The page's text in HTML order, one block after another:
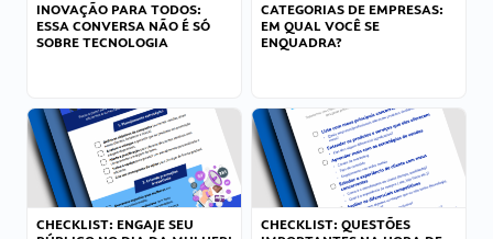
INOVAÇÃO PARA TODOS:
ESSA CONVERSA NÃO É SÓ
SOBRE TECNOLOGIA
CATEGORIAS DE EMPRESAS:
EM QUAL VOCÊ SE
ENQUADRA?
CHECKLIST: ENGAJE SEU
CHECKLIST: QUESTÕES